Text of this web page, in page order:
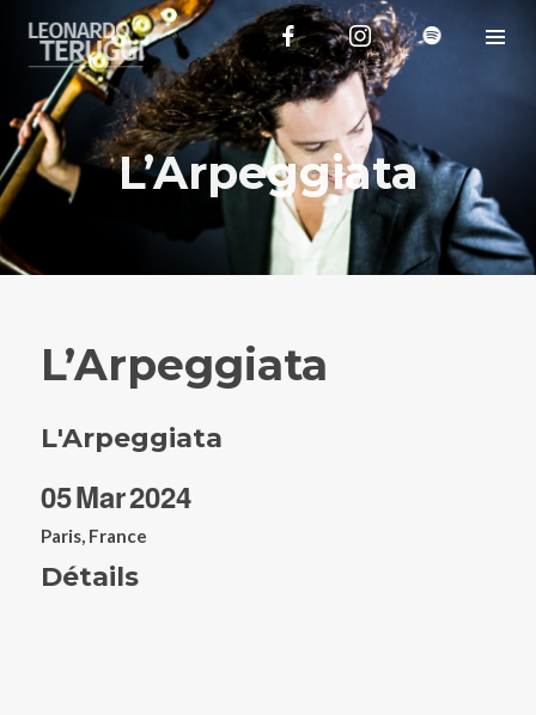
L’Arpeggiata
L’Arpeggiata
L'Arpeggiata
05Mar2024
Paris, France
Détails